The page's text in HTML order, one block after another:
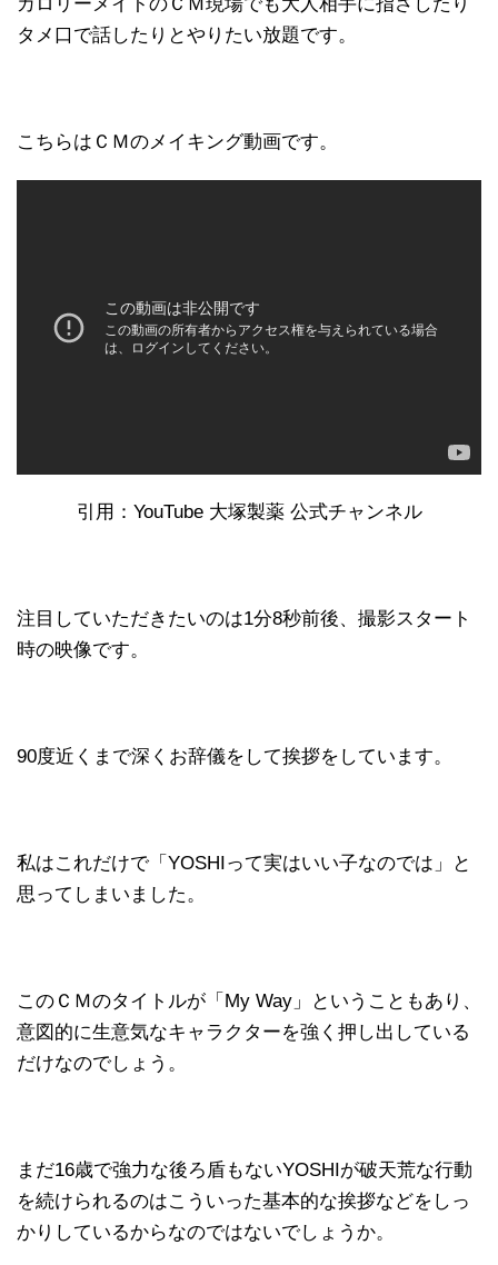
タメ口で話したりとやりたい放題です。
こちらはＣＭのメイキング動画です。
引用：YouTube 大塚製薬 公式チャンネル
注目していただきたいのは1分8秒前後、撮影スタート
時の映像です。
90度近くまで深くお辞儀をして挨拶をしています。
私はこれだけで「YOSHIって実はいい子なのでは」と
思ってしまいました。
このＣＭのタイトルが「My Way」ということもあり、
意図的に生意気なキャラクターを強く押し出している
だけなのでしょう。
まだ16歳で強力な後ろ盾もないYOSHIが破天荒な行動
を続けられるのはこういった基本的な挨拶などをしっ
かりしているからなのではないでしょうか。